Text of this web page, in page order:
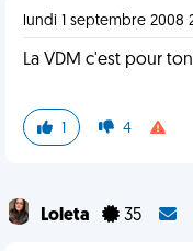
lundi 1 septembre 2008
La VDM c'est pour
1 4
Loleta 35